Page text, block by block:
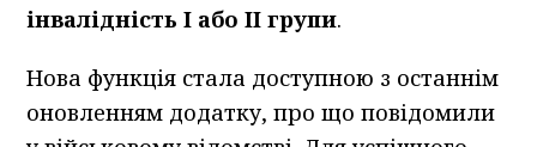
інвалідність І або ІІ групи.
Нова функція стала доступною з останнім
оновленням додатку, про що повідомили